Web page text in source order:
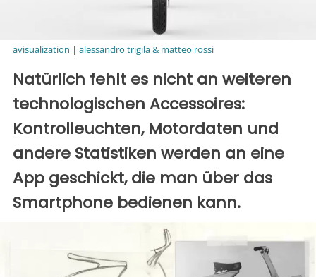
avisualization | alessandro trigila & matteo rossi
Natürlich fehlt es nicht an weiteren
technologischen Accessoires:
Kontrolleuchten, Motordaten und
andere Statistiken werden an eine
App geschickt, die man über das
Smartphone bedienen kann.